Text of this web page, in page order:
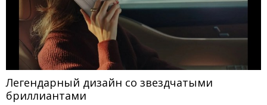
Легендарный дизайн со звездчатыми
бриллиантами